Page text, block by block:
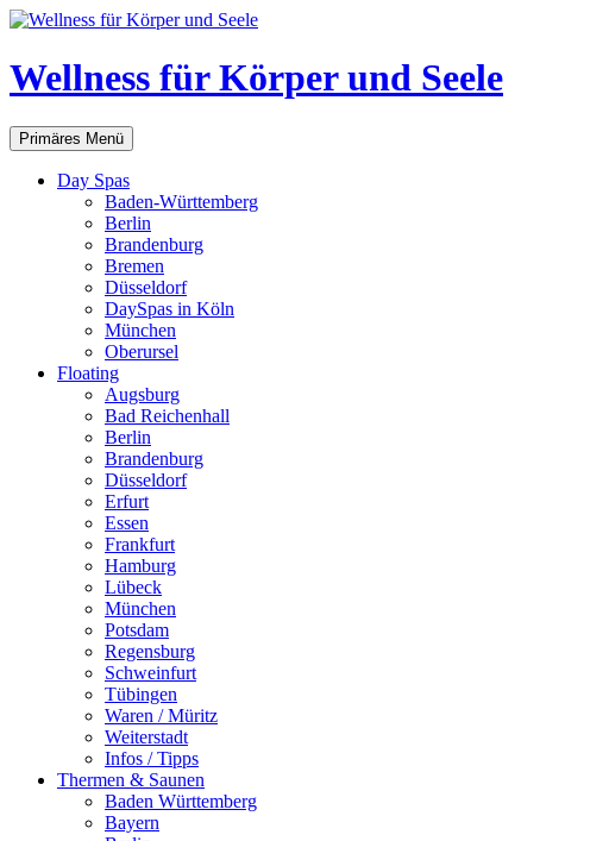
Zum
springen
Wellness für Körper und Seele
Suchen
Primäres Menü
Day Spas
Baden-Württemberg
Berlin
Brandenburg
Bremen
Düsseldorf
DaySpas in Köln
München
Oberursel
Floating
Augsburg
Bad Reichenhall
Berlin
Brandenburg
Düsseldorf
Erfurt
Essen
Frankfurt
Hamburg
Lübeck
München
Potsdam
Regensburg
Schweinfurt
Tübingen
Waren / Müritz
Weiterstadt
Infos / Tipps
Thermen & Saunen
Baden Württemberg
Bayern